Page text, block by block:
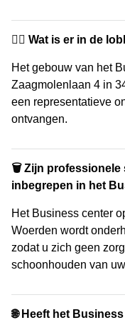
🙋‍♀️ Wat is er in de
Het gebouw van het
Zaagmolenlaan 4 in
een representatieve
ontvangen.
🗑 Zijn professionele
inbegrepen in het
Het Business center
Woerden wordt
zodat u zich geen
schoonhouden van
🌐 Heeft het